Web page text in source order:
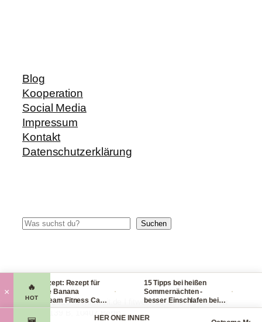
Blog
Kooperation
Social Media
Impressum
Kontakt
Datenschutzerklärung
Suchen Suchen
© 2014-2026 fit-weltweit.de I fitweltweit GmbH Storkower
× 🔥
HOT
Blitzrezept: Rezept für
leckere Banana
Nicecream Fitness Carb
Eiscream
15 Tipps bei heißen
Sommernächten -
besser Einschlafen bei
Hitze (Tag & Nacht)
HER ONE INNER